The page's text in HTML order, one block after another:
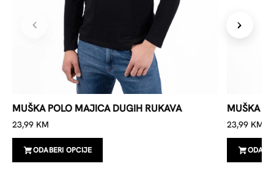
MUŠKA POLO MAJICA DUGIH RUKAVA
23,99 KM
ODABERI OPCIJE
MUŠKA
23,99 KM